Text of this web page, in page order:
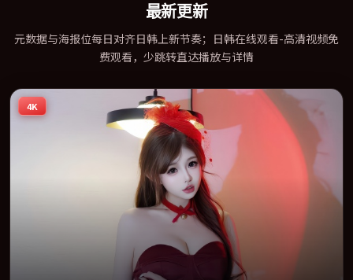
最新更新
元数据与海报位每日对齐日韩上新节奏；日韩在线观看-高清视频免
费观看，少跳转直达播放与详情
4K